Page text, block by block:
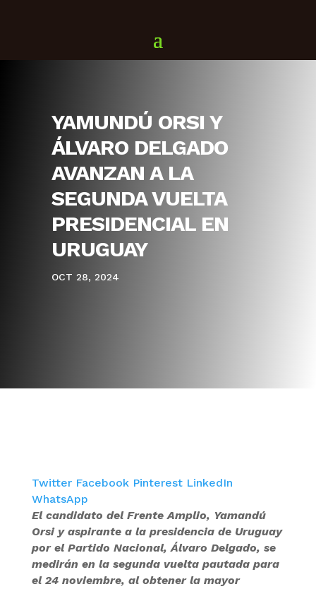
YAMUNDÚ ORSI Y
ÁLVARO DELGADO
AVANZAN A LA
SEGUNDA VUELTA
PRESIDENCIAL EN
URUGUAY
OCT 28, 2024
Twitter Facebook Pinterest LinkedIn
WhatsApp
El candidato del Frente Amplio, Yamandú
Orsi y aspirante a la presidencia de Uruguay
por el Partido Nacional, Álvaro Delgado, se
medirán en la segunda vuelta pautada para
el 24 noviembre, al obtener la mayor